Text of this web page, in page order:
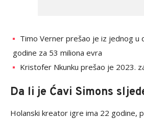
Timo Verner prešao je iz jednog u
godine za 53 miliona evra
Kristofer Nkunku prešao je 2023.
Da li je Ćavi Simons
Holanski kreator igre ima 22 godine,